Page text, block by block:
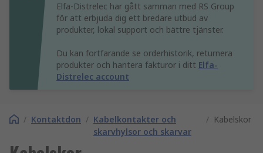
Elfa-Distrelec har gått samman med RS Group
för att erbjuda dig ett bredare utbud av
produkter, lokal support och bättre tjänster.
Du kan fortfarande se orderhistorik, returnera
produkter och hantera fakturor i ditt Elfa-
Distrelec account
/ Kontaktdon / Kabelkontakter och
skarvhylsor och skarvar
/ Kabelskor